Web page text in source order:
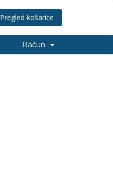
Pregled košarice
Račun